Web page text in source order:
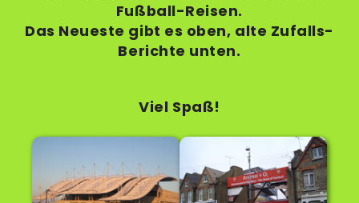
Fußball-Reisen.
Das Neueste gibt es oben, alte Zufalls-
Berichte unten.
Viel Spaß!